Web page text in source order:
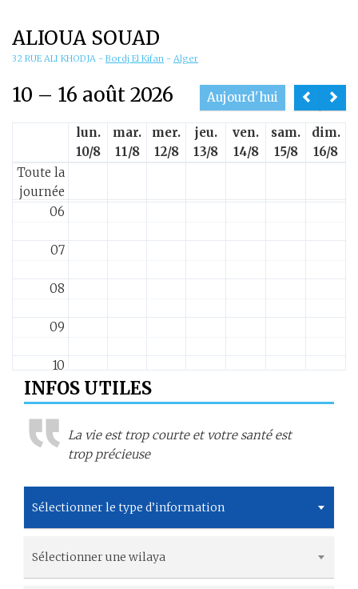
ALIOUA SOUAD
32 RUE ALI KHODJA - Bordj El Kifan - Alger
10 – 16 août 2026 Aujourd'hui
lun.
10/8
mar.
11/8
mer.
12/8
jeu.
13/8
ven.
14/8
sam.
15/8
dim.
16/8
Toute la
journée
02
05
06
07
08
09
10
11
12
15
INFOS UTILES
La vie est trop courte et votre santé est
trop précieuse
Sélectionner le type d’information
Sélectionner une wilaya